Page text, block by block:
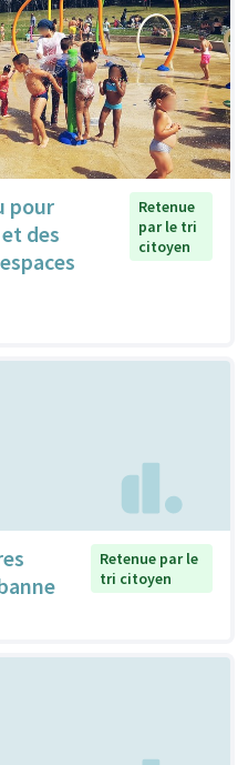
pour
des
Retenue
par le tri
citoyen
Retenue par le
tri citoyen